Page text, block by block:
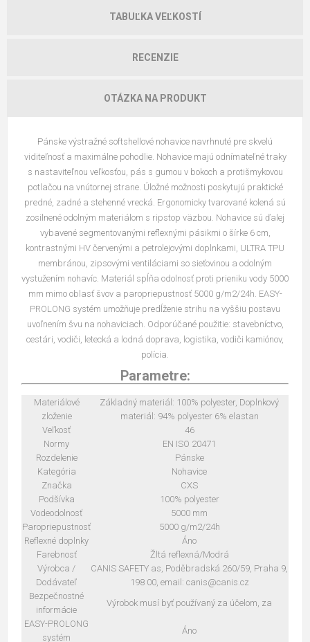
TABUĽKA VEĽKOSTÍ
RECENZIE
OTÁZKA NA PRODUKT
Pánske výstražné softshellové nohavice navrhnuté pre skvelú
viditeľnosť a maximálne pohodlie. Nohavice majú odnímateľné traky
s nastaviteľnou veľkosťou, pás s gumou v bokoch a protišmykovou
potlačou na vnútornej strane. Úložné možnosti poskytujú praktické
predné, zadné a stehenné vrecká. Ergonomicky tvarované kolená sú
zosilnené odolným materiálom s ripstop väzbou. Nohavice sú ďalej
vybavené segmentovanými reflexnými pásikmi o šírke 6 cm,
kontrastnými HV červenými a petrolejovými doplnkami, ULTRA TPU
membránou, zipsovými ventiláciami so sieťovinou a odolným
vystužením nohavíc. Materiál spĺňa odolnosť proti prieniku vody 5000
mm mimo oblasť švov a paropriepustnosť 5000 g/m2/24h. EASY-
PROLONG systém umožňuje predĺženie strihu na vyššiu postavu
uvoľnením švu na nohaviciach. Odporúčané použitie: stavebníctvo,
cestári, vodiči, letecká a lodná doprava, logistika, vodiči kamiónov,
polícia.
Parametre:
Materiálové
zloženie
Základný materiál: 100% polyester, Doplnkový
materiál: 94% polyester 6% elastan
Veľkosť
46
Normy
EN ISO 20471
Rozdelenie
Pánske
Kategória
Nohavice
Značka
CXS
Podšívka
100% polyester
Vodeodolnosť
5000 mm
Paropriepustnosť
5000 g/m2/24h
Reflexné doplnky
Áno
Farebnosť
Žltá reflexná/Modrá
Výrobca /
Dodávateľ
CANIS SAFETY as, Poděbradská 260/59, Praha 9,
198 00, email: canis@canis.cz
Bezpečnostné
informácie
Výrobok musí byť používaný za účelom, za
EASY-PROLONG
systém
Áno